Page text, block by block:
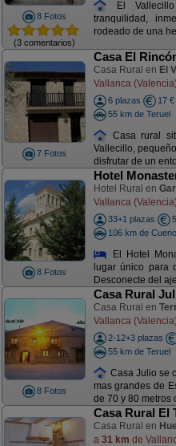
8 Fotos
(3 comentarios)
El
tranquilidad,
rodeado de una
7 Fotos
Casa El
Casa Rural en El
Vallanca (Valencia)
6 plazas
17 €
55 km de Teruel
Casa rural
Vallecillo,
disfrutar de un
8 Fotos
Hotel
Hotel Rural en
Vallanca (Valencia)
33+1 plazas
106 km de
El Hotel
lugar único para
Desconecte del
8 Fotos
Casa Rural
Casa Rural en
Vallanca (Valencia)
2-12+3 plazas
55 km de Teruel
Casa Julio se
mas grandes de
de 70 y 80 metros
Casa Rural El
Casa Rural en
a 31 km de